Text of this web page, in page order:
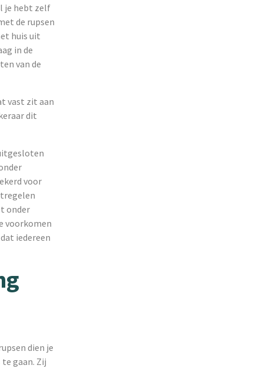
je hebt zelf
de rupsen
huis uit
in de
van de
vast zit aan
dit
voor
onder
voorkomen
iedereen
dien je
gaan. Zij